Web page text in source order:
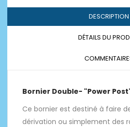
DESCRIPTION
DÉTAILS DU
Bornier Double- "Power
Ce bornier est destiné à faire
dérivation ou simplement des